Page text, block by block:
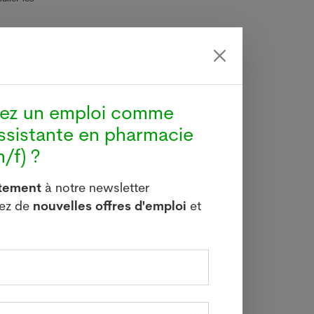
et
d'un
un emploi comme
en pharmacie
f) ?
à notre newsletter
de nouvelles offres d'emploi et